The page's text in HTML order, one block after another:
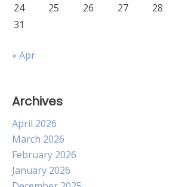
24
25 26 27 28
31
« Apr
Archives
April 2026
March 2026
February 2026
January 2026